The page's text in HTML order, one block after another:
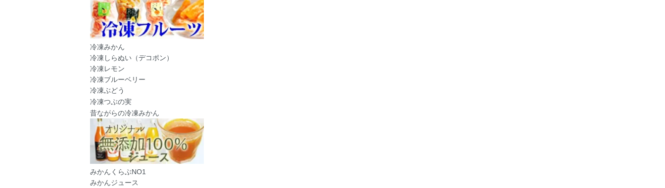
冷凍みかん
冷凍しらぬい（デコポン）
冷凍レモン
冷凍ブルーベリー
冷凍ぶどう
冷凍つぶの実
昔ながらの冷凍みかん
みかんくらぶNO1
みかんジュース